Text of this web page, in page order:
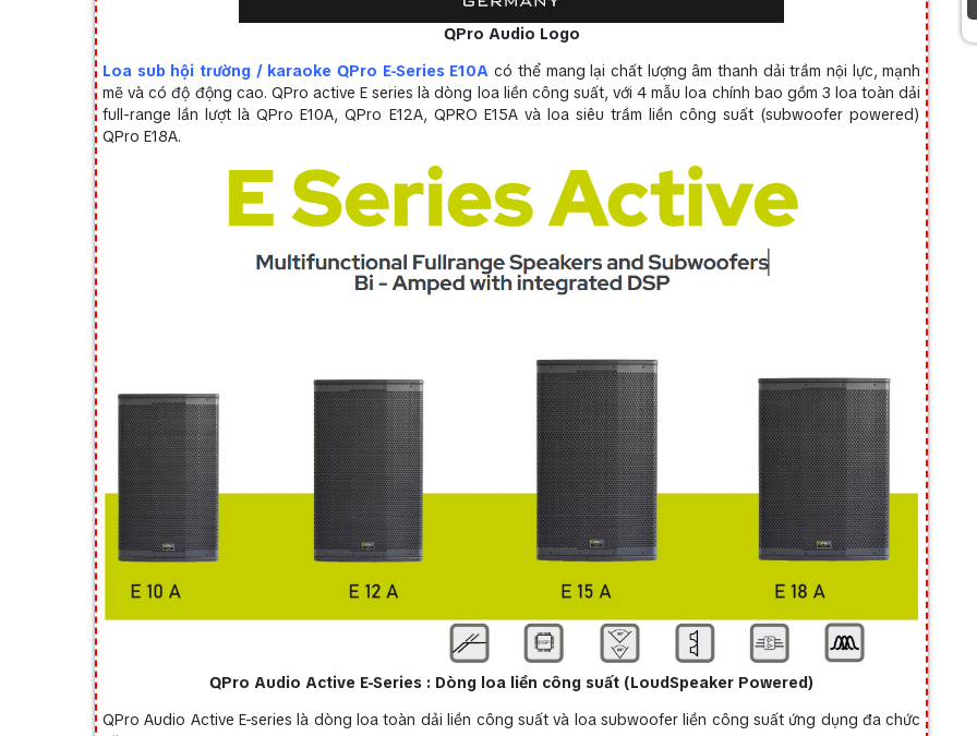
QPro Audio Logo
Loa sub hội trường / karaoke QPro E-Series E10A có thể mang lại chất lượng âm thanh dải trầm nội lực, mạnh
mẽ và có độ động cao. QPro active E series là dòng loa liền công suất, với 4 mẫu loa chính bao gồm 3 loa toàn dải
full-range lần lượt là QPro E10A, QPro E12A, QPRO E15A và loa siêu trầm liền công suất (subwoofer powered)
QPro E18A.
QPro Audio Active E-Series : Dòng loa liền công suất (LoudSpeaker Powered)
QPro Audio Active E-series là dòng loa toàn dải liền công suất và loa subwoofer liền công suất ứng dụng đa chức